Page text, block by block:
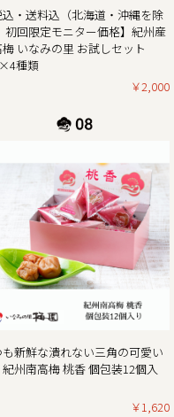
員に「梅エキス飴」も
の梅干しをご賞味くだ
らせ
し上げます。
ただきます。
卒ご理解とご協力を賜
荷ご注文受付最終日
文分は2025年1月7日
金曜日）
年1月5日（日曜
（月曜
営業
込・送料込（北海道・沖縄を除
初回限定モニター価格】紀州産
いなみの里 お試しセット
種類
￥2,000
も新鮮な潰れない三角の可愛い
州南高梅 桃香 個包装12個入
￥1,620